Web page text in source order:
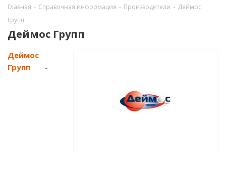
Главная - Справочная информация - Производители - Деймос
Групп
Деймос Групп
Деймос
Групп -